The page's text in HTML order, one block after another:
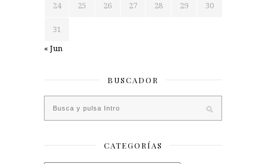
24 25 26 27 28 29 30
31
« Jun
BUSCADOR
CATEGORÍAS